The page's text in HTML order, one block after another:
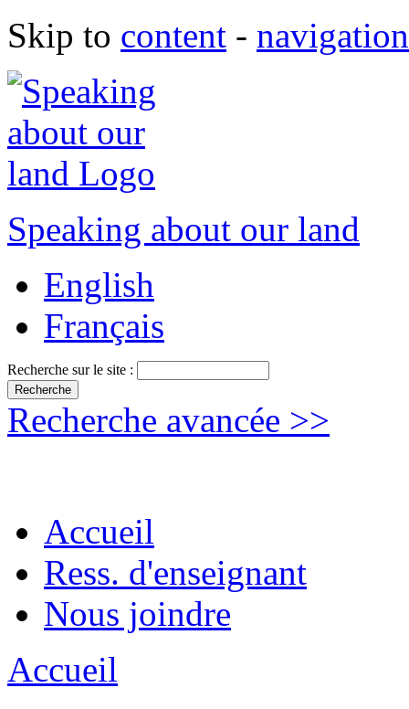
Skip to content - navigation
Speaking about our land
English
Français
Recherche sur le site :
Recherche avancée >>
Accueil
Ress. d'enseignant
Nous joindre
Accueil